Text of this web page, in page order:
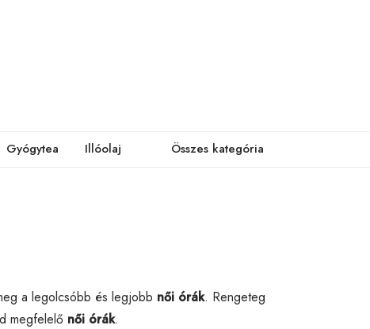
Gyógytea Illóolaj Összes kategória
a legolcsóbb és legjobb női órák. Rengeteg
megfelelő női órák.